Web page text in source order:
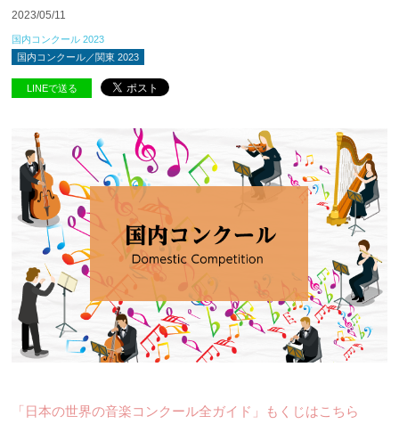
2023/05/11
国内コンクール 2023
国内コンクール／関東 2023
LINEで送る
「日本の世界の音楽コンクール全ガイド」もくじはこちら